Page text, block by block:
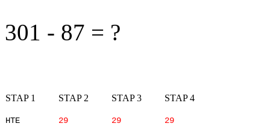
301 - 87 = ?
STAP 1 STAP 2 STAP 3 STAP 4
HTE 29 29 29